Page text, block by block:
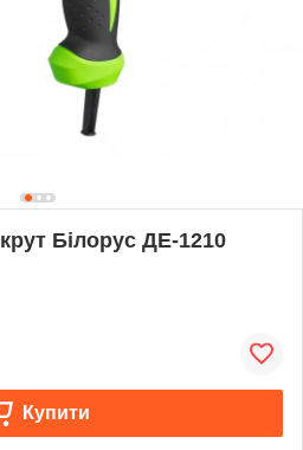
Білорус ДЕ-1210
Купити